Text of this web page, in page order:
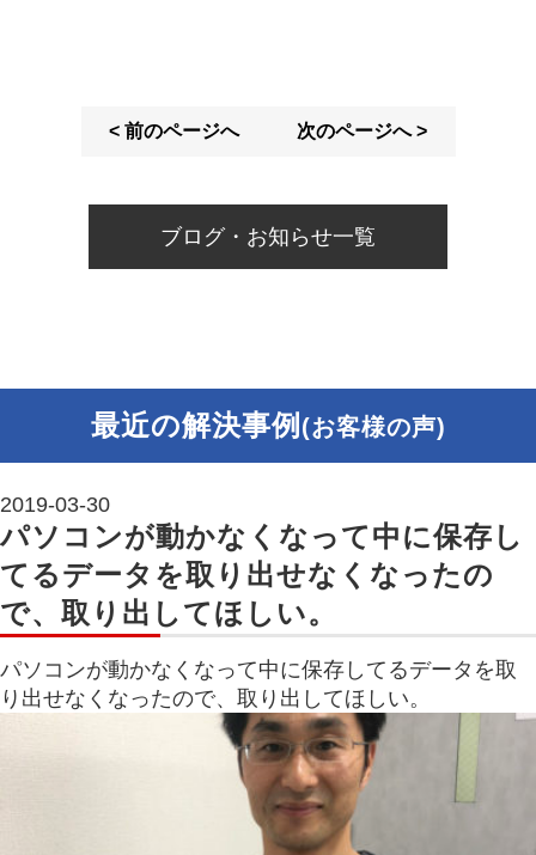
< 前のページへ 次のページへ >
ブログ・お知らせ一覧
最近の解決事例 (お客様の声)
2019-03-30
パソコンが動かなくなって中に保存し
てるデータを取り出せなくなったの
で、取り出してほしい。
パソコンが動かなくなって中に保存してるデータを取
り出せなくなったので、取り出してほしい。